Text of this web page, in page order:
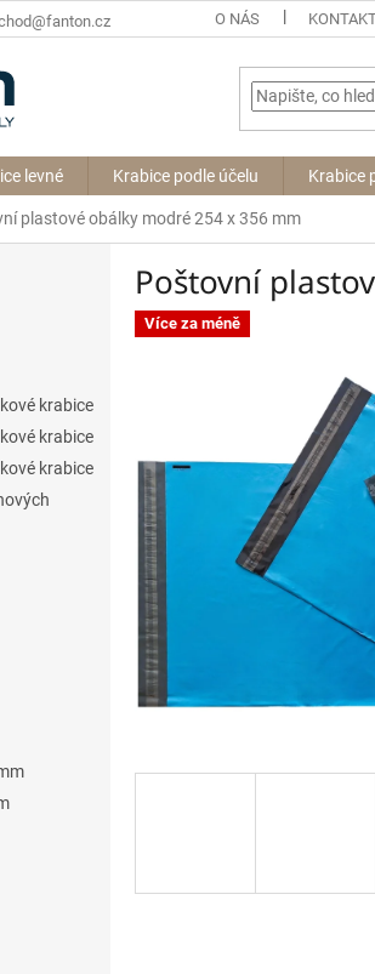
O NÁS
levné Krabice podle účelu Krabice
plastové obálky modré 254 x 356 mm
krabice
krabice
krabice
Poštovní
Více za méně